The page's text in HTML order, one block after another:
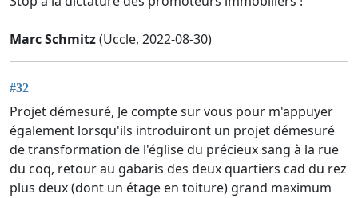
Marc Schmitz(Uccle, 2022-08-30)
#32
Projet démesuré, Je compte sur vous pour m'appuyer
également lorsqu'ils introduiront un projet démesuré
de transformation de l'église du précieux sang à la rue
du coq, retour au gabaris des deux quartiers cad du rez
plus deux (dont un étage en toiture) grand maximum